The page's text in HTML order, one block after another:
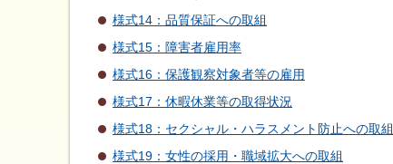
様式14：品質保証への取組
様式15：障害者雇用率
様式16：保護観察対象者等の雇用
様式17：休暇休業等の取得状況
様式18：セクシャル・ハラスメント防止への取組
様式19：女性の採用・職域拡大への取組